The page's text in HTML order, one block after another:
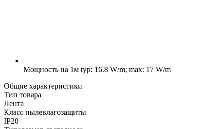
Мощность на 1м typ: 16.8 W/m; max: 17 W/m
Общие характеристики
Тип товара
Лента
Класс пылевлагозащиты
IP20